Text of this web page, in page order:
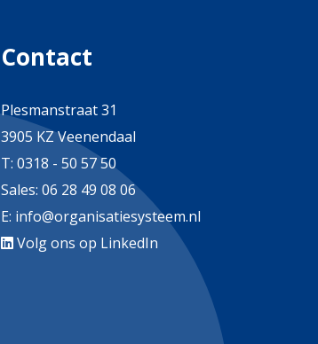
Contact
Plesmanstraat 31
3905 KZ Veenendaal
T: 0318 - 50 57 50
Sales: 06 28 49 08 06
E: info@organisatiesysteem.nl
Volg ons op LinkedIn